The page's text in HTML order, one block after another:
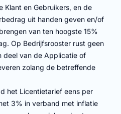
Klant en Gebruikers, en de
uit handen geven en/of
van ten hoogste 15%
Op Bedrijfsrooster rust geen
deel van de Applicatie of
zolang de betreffende
het Licentietarief eens per
3% in verband met inflatie